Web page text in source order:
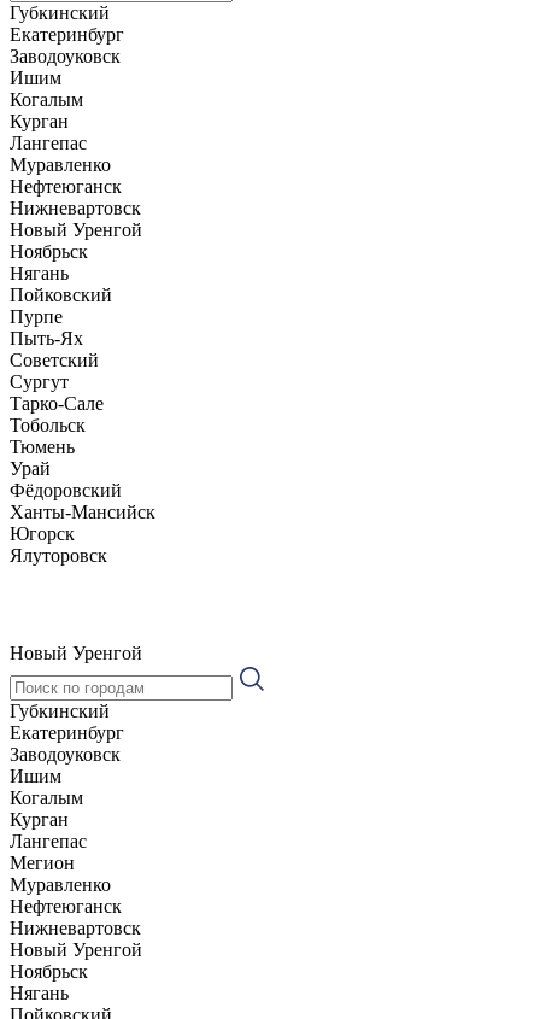
Губкинский
Екатеринбург
Заводоуковск
Ишим
Когалым
Курган
Лангепас
Муравленко
Нефтеюганск
Нижневартовск
Новый Уренгой
Ноябрьск
Нягань
Пойковский
Пурпе
Пыть-Ях
Советский
Сургут
Тарко-Сале
Тобольск
Тюмень
Урай
Фёдоровский
Ханты-Мансийск
Югорск
Ялуторовск
Новый Уренгой
Губкинский
Екатеринбург
Заводоуковск
Ишим
Когалым
Курган
Лангепас
Мегион
Муравленко
Нефтеюганск
Нижневартовск
Новый Уренгой
Ноябрьск
Нягань
Пойковский